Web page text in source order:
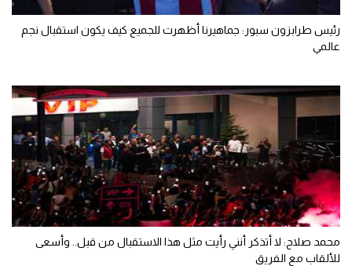
رئيس طرابزون سبور: جماهيرنا أظهرت للجميع كيف يكون استقبال نجم
عالمي
محمد صلاح: لا أتذكر أنني رأيت مثل هذا الاستقبال من قبل.. وأسعى
للألقاب مع الفريق